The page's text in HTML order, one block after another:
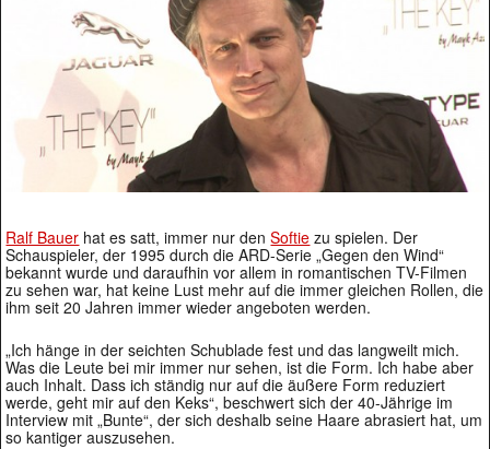
Ralf Bauer hat es satt, immer nur denSoftie zu spielen. Der
Schauspieler, der 1995 durch die ARD-Serie „Gegen den Wind“
bekannt wurde und daraufhin vor allem in romantischen TV-Filmen
zu sehen war, hat keine Lust mehr auf die immer gleichen Rollen, die
ihm seit 20 Jahren immer wieder angeboten werden.
„Ich hänge in der seichten Schublade fest und das langweilt mich.
Was die Leute bei mir immer nur sehen, ist die Form. Ich habe aber
auch Inhalt. Dass ich ständig nur auf die äußere Form reduziert
werde, geht mir auf den Keks“, beschwert sich der 40-Jährige im
Interview mit „Bunte“, der sich deshalb seine Haare abrasiert hat, um
so kantiger auszusehen.